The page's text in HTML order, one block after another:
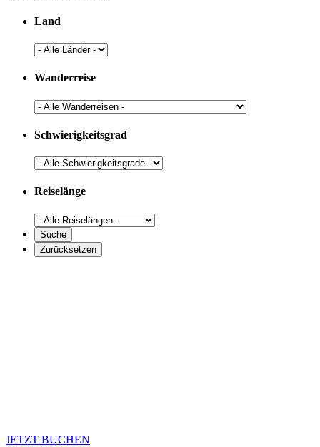
Land
Wanderreise
Schwierigkeitsgrad
Reiselänge
JETZT BUCHEN